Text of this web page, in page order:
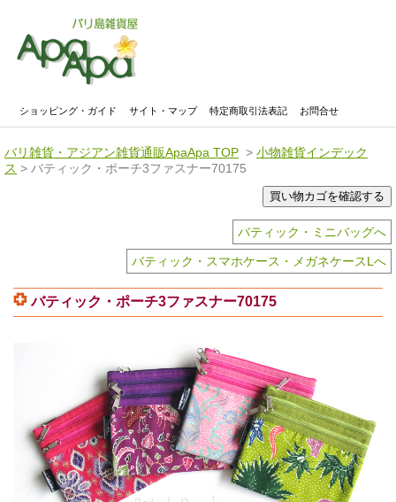
ショッピング・ガイド サイト・マップ 特定商取引法表記 お問合せ
バリ雑貨・アジアン雑貨通販ApaApa TOP > 小物雑貨インデック
ス > バティック・ポーチ3ファスナー70175
バティック・ミニバッグへ
バティック・スマホケース・メガネケースLへ
バティック・ポーチ3ファスナー70175